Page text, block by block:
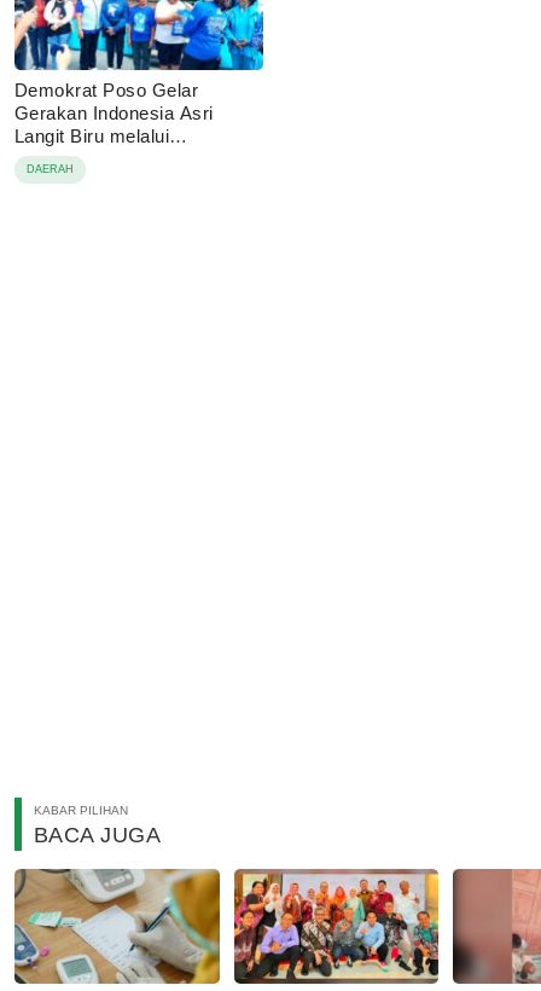
Demokrat Poso Gelar
Gerakan Indonesia Asri
Langit Biru melalui
Pembagian Sembako
DAERAH
KABAR PILIHAN
BACA JUGA